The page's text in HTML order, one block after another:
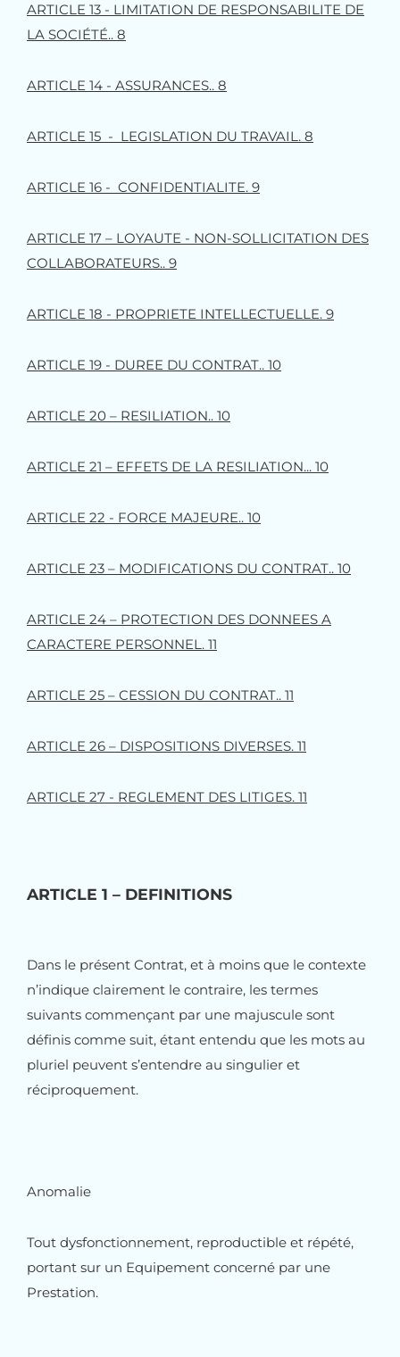
ARTICLE 13 - LIMITATION DE RESPONSABILITE DE
LA SOCIÉTÉ.. 8
ARTICLE 14 - ASSURANCES.. 8
ARTICLE 15 - LEGISLATION DU TRAVAIL. 8
ARTICLE 16 - CONFIDENTIALITE. 9
ARTICLE 17 – LOYAUTE - NON-SOLLICITATION DES
COLLABORATEURS.. 9
ARTICLE 18 - PROPRIETE INTELLECTUELLE. 9
ARTICLE 19 - DUREE DU CONTRAT.. 10
ARTICLE 20 – RESILIATION.. 10
ARTICLE 21 – EFFETS DE LA RESILIATION... 10
ARTICLE 22 - FORCE MAJEURE.. 10
ARTICLE 23 – MODIFICATIONS DU CONTRAT.. 10
ARTICLE 24 – PROTECTION DES DONNEES A
CARACTERE PERSONNEL. 11
ARTICLE 25 – CESSION DU CONTRAT.. 11
ARTICLE 26 – DISPOSITIONS DIVERSES. 11
ARTICLE 27 - REGLEMENT DES LITIGES. 11
ARTICLE 1 – DEFINITIONS
Dans le présent Contrat, et à moins que le contexte
n’indique clairement le contraire, les termes
suivants commençant par une majuscule sont
définis comme suit, étant entendu que les mots au
pluriel peuvent s’entendre au singulier et
réciproquement.
Anomalie
Tout dysfonctionnement, reproductible et répété,
portant sur un Equipement concerné par une
Prestation.